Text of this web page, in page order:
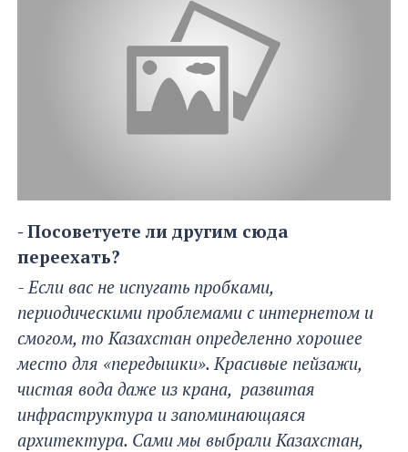
- Посоветуете ли другим сюда
переехать?
- Если вас не испугать пробками,
периодическими проблемами с интернетом и
смогом, то Казахстан определенно хорошее
место для «передышки». Красивые пейзажи,
чистая вода даже из крана, развитая
инфраструктура и запоминающаяся
архитектура. Сами мы выбрали Казахстан,